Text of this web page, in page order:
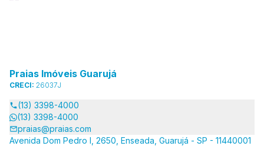
Praias Imóveis Guarujá
CRECI: 26037J
(13) 3398-4000
(13) 3398-4000
praias@praias.com
Avenida Dom Pedro I, 2650, Enseada, Guarujá - SP - 11440001